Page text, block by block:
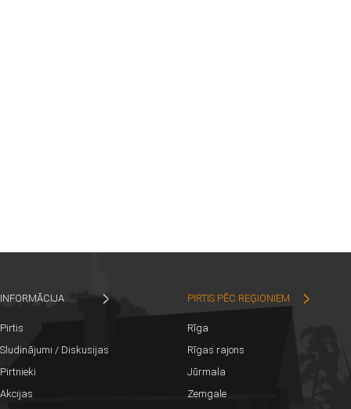
INFORMĀCIJA
Pirtis
Sludinājumi / Diskusijas
Pirtnieki
Akcijas
PIRTIS PĒC REĢIONIEM
Rīga
Rīgas rajons
Jūrmala
Zemgale